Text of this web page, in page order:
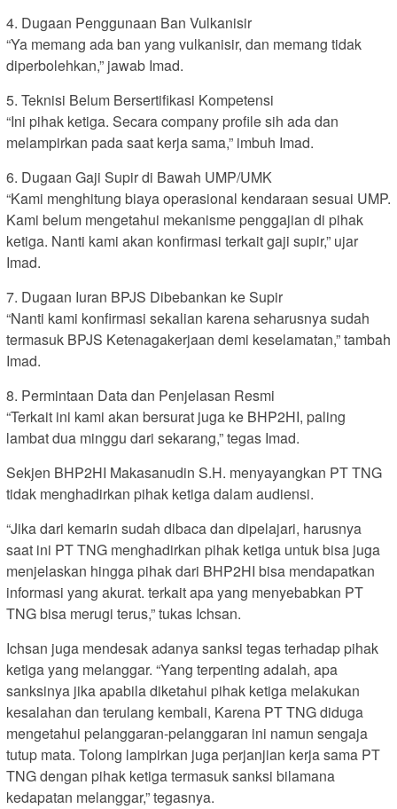
4. Dugaan Penggunaan Ban Vulkanisir
“Ya memang ada ban yang vulkanisir, dan memang tidak
diperbolehkan,” jawab Imad.
5. Teknisi Belum Bersertifikasi Kompetensi
“Ini pihak ketiga. Secara company profile sih ada dan
melampirkan pada saat kerja sama,” imbuh Imad.
6. Dugaan Gaji Supir di Bawah UMP/UMK
“Kami menghitung biaya operasional kendaraan sesuai UMP.
Kami belum mengetahui mekanisme penggajian di pihak
ketiga. Nanti kami akan konfirmasi terkait gaji supir,” ujar
Imad.
7. Dugaan Iuran BPJS Dibebankan ke Supir
“Nanti kami konfirmasi sekalian karena seharusnya sudah
termasuk BPJS Ketenagakerjaan demi keselamatan,” tambah
Imad.
8. Permintaan Data dan Penjelasan Resmi
“Terkait ini kami akan bersurat juga ke BHP2HI, paling
lambat dua minggu dari sekarang,” tegas Imad.
Sekjen BHP2HI Makasanudin S.H. menyayangkan PT TNG
tidak menghadirkan pihak ketiga dalam audiensi.
“Jika dari kemarin sudah dibaca dan dipelajari, harusnya
saat ini PT TNG menghadirkan pihak ketiga untuk bisa juga
menjelaskan hingga pihak dari BHP2HI bisa mendapatkan
informasi yang akurat. terkait apa yang menyebabkan PT
TNG bisa merugi terus,” tukas Ichsan.
Ichsan juga mendesak adanya sanksi tegas terhadap pihak
ketiga yang melanggar. “Yang terpenting adalah, apa
sanksinya jika apabila diketahui pihak ketiga melakukan
kesalahan dan terulang kembali, Karena PT TNG diduga
mengetahui pelanggaran-pelanggaran ini namun sengaja
tutup mata. Tolong lampirkan juga perjanjian kerja sama PT
TNG dengan pihak ketiga termasuk sanksi bilamana
kedapatan melanggar,” tegasnya.